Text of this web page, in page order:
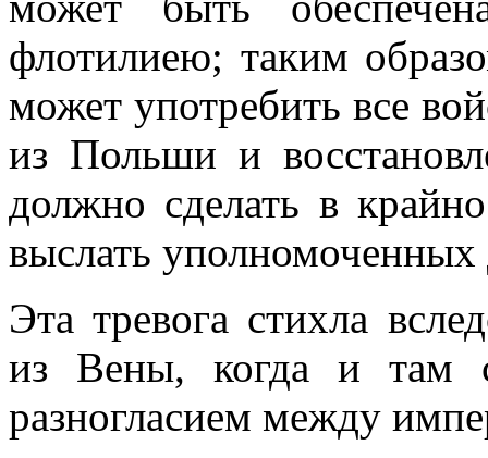
флотилиею; таким
может употребить все
из Польши и
должно сделать в
выслать
Эта тревога стихла
из Вены, когда и там
разногласием между